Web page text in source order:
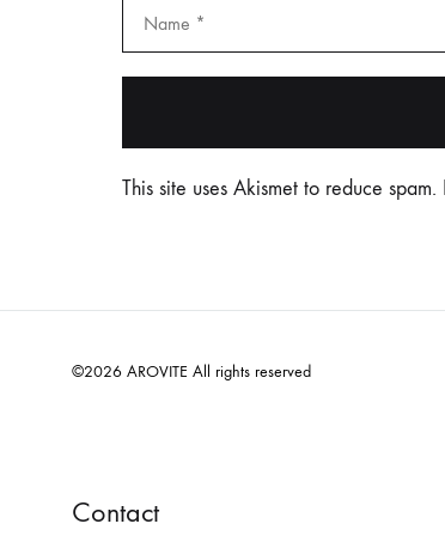
This site uses Akismet to reduce spam.
©2026 AROVITE All rights reserved
Contact